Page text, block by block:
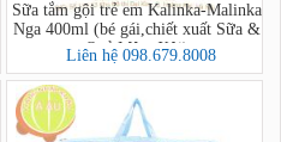
Sữa tắm gội trẻ em Kalinka-Malinka
Nga 400ml (bé gái,chiết xuất Sữa &
Quả Mâm Xôi)
Liên hệ 098.679.8008